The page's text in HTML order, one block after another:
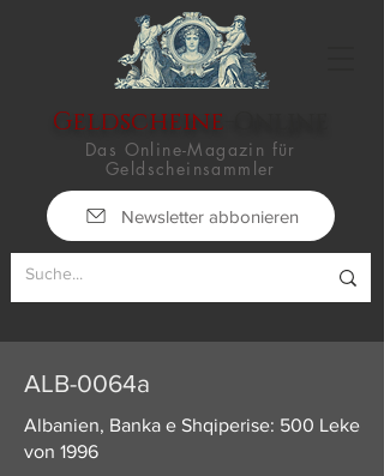
Geldscheine
Das Online-Magazin für
Geldscheinsammler
Newsletter abbonieren
ALB-0064a
Albanien, Banka e Shqiperise: 500 Leke
von 1996